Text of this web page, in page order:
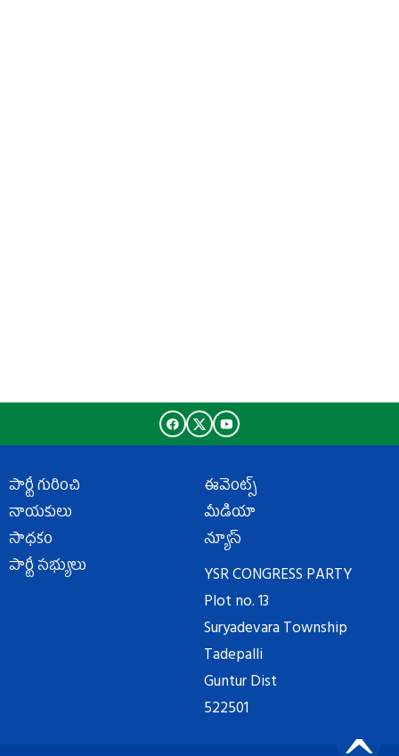
పార్టీ గురించి
నాయకులు
సాధకం
పార్టీ సభ్యులు
ఈవెంట్స్
మీడియా
న్యూస్
YSR CONGRESS PARTY
Plot no. 13
Suryadevara Township
Tadepalli
Guntur Dist
522501